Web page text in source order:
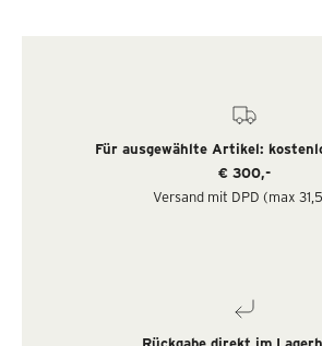
Für ausgewählte Artikel:
€ 300,-
Versand mit DPD (max
Rückgabe direkt im